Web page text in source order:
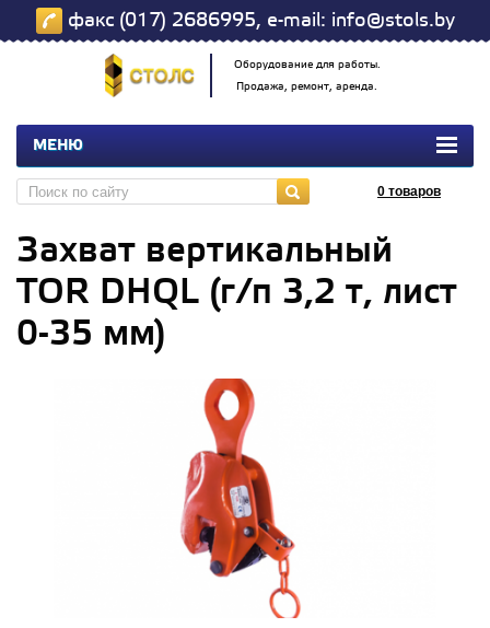
факс (017) 2686995, e-mail: info@stols.by
Оборудование для работы.
Продажа, ремонт, аренда.
МЕНЮ
0 товаров
Захват вертикальный
TOR DHQL (г/п 3,2 т, лист
0-35 мм)